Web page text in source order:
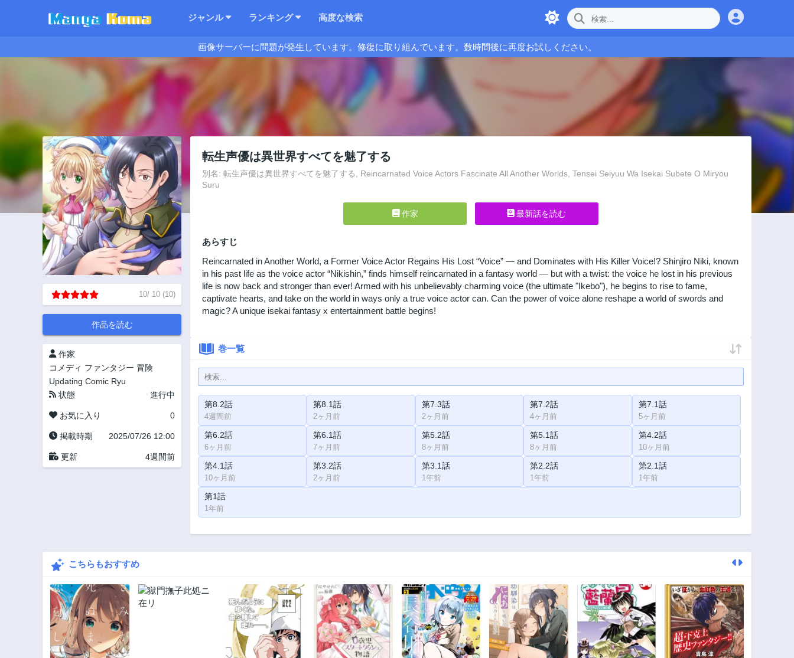
ジャンル ランキング 高度な検索
画像サーバーに問題が発生しています。修復に取り組んでいます。数時間後に再度お試しください。
10/ 10 (10)
作品を読む
作家
コメディ ファンタジー 冒険
Updating Comic Ryu
状態
進行中
お気に入り 0
掲載時期 2025/07/26 12:00
更新 4週間前
転生声優は異世界すべてを魅了する
別名: 転生声優は異世界すべてを魅了する, Reincarnated Voice Actors Fascinate All Another Worlds, Tensei Seiyuu Wa Isekai Subete O Miryou
Suru
作家 最新話を読む
あらすじ
Reincarnated in Another World, a Former Voice Actor Regains His Lost “Voice” — and Dominates with His Killer Voice!? Shinjiro Niki, known
in his past life as the voice actor “Nikishin,” finds himself reincarnated in a fantasy world — but with a twist: the voice he lost in his previous
life is now back and stronger than ever! Armed with his unbelievably charming voice (the ultimate "Ikebo"), he begins to rise to fame,
captivate hearts, and take on the world in ways only a true voice actor can. Can the power of voice alone reshape a world of swords and
magic? A unique isekai fantasy x entertainment battle begins!
巻一覧
第8.2話
4週間前
第8.1話
2ヶ月前
第7.3話
2ヶ月前
第7.2話
4ヶ月前
第7.1話
5ヶ月前
第6.2話
6ヶ月前
第6.1話
7ヶ月前
第5.2話
8ヶ月前
第5.1話
8ヶ月前
第4.2話
10ヶ月前
第4.1話
10ヶ月前
第3.2話
2ヶ月前
第3.1話
1年前
第2.2話
1年前
第2.1話
1年前
第1話
1年前
こちらもおすすめ